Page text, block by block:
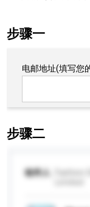
步骤一
电邮地址(填写您
步骤二
收件人